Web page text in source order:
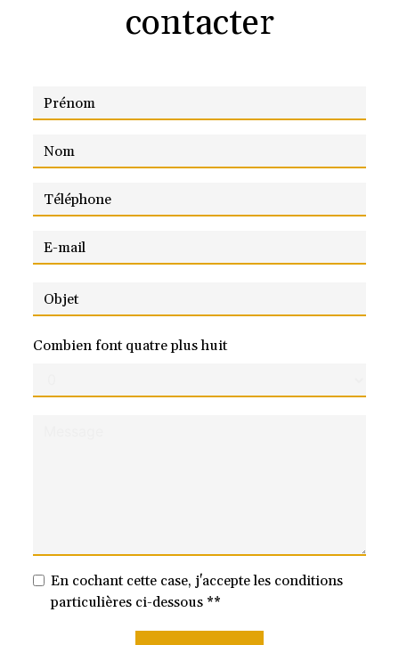
contacter
Combien font quatre plus huit
En cochant cette case, j'accepte les conditions
particulières ci-dessous **